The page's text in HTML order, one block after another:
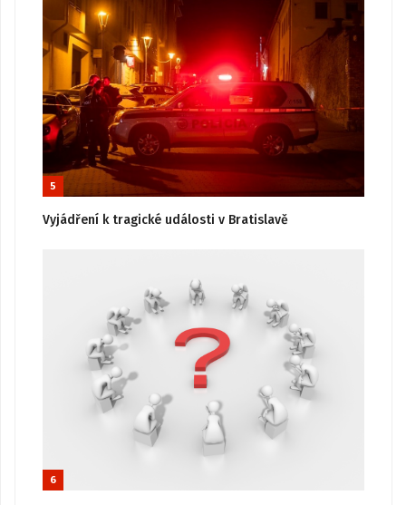
5
Vyjádření k tragické události v Bratislavě
6